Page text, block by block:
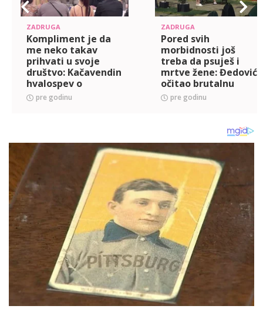
ZADRUGA
Kompliment je da
me neko takav
prihvati u svoje
društvo: Kačavendin
hvalospev o
Đedoviću, našla mu
je samo jednu
pre godinu
ZADRUGA
Pored svih
morbidnosti još
treba da psuješ i
mrtve žene: Đedović
očitao brutalnu
lekciju Kordi, on
doneo šok odluku
Gastozom! (VIDEO)
pre godinu